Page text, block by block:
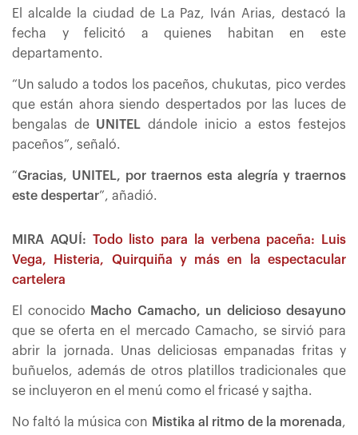
El alcalde la ciudad de La Paz, Iván Arias, destacó la
fecha y felicitó a quienes habitan en este
departamento.
“Un saludo a todos los paceños, chukutas, pico verdes
que están ahora siendo despertados por las luces de
bengalas de UNITELdándole inicio a estos festejos
paceños”, señaló.
“Gracias, UNITEL, por traernos esta alegría y traernos
este despertar”, añadió.
MIRA AQUÍ: Todo listo para la verbena paceña: Luis
Vega, Histeria, Quirquiña y más en la espectacular
cartelera
El conocido
Macho Camacho, un delicioso desayuno
que se oferta en el mercado Camacho, se sirvió para
abrir la jornada. Unas deliciosas empanadas fritas y
buñuelos, además de otros platillos tradicionales que
se incluyeron en el menú como el fricasé y sajtha.
No faltó la música con Mistika al ritmo de la morenada,